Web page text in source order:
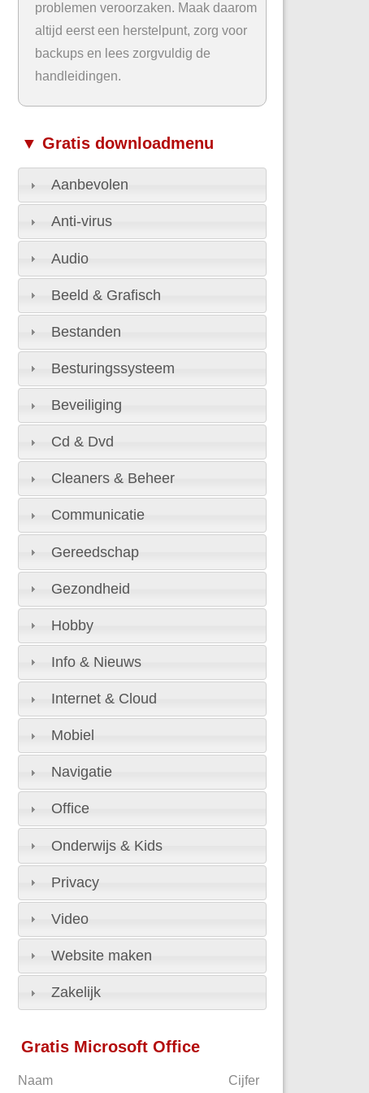
problemen veroorzaken. Maak daarom
altijd eerst een herstelpunt, zorg voor
backups en lees zorgvuldig de
handleidingen.
▼ Gratis downloadmenu
Aanbevolen
Anti-virus
Audio
Beeld & Grafisch
Bestanden
Besturingssysteem
Beveiliging
Cd & Dvd
Cleaners & Beheer
Communicatie
Gereedschap
Gezondheid
Hobby
Info & Nieuws
Internet & Cloud
Mobiel
Navigatie
Office
Onderwijs & Kids
Privacy
Video
Website maken
Zakelijk
Gratis Microsoft Office
Naam Cijfer